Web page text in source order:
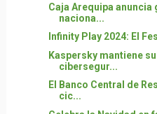
Caja Arequipa
naciona...
Infinity Play 2024: El
Kaspersky mantiene
cibersegur...
El Banco Central de
cic...